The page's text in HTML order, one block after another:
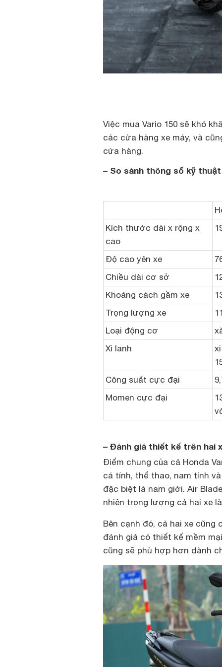
Việc mua Vario 150 sẽ khó
các cửa hàng xe máy, và
cửa hàng.
– So sánh thông số kỹ
Kích thước dài x rộng x
cao
Độ cao yên xe
Chiều dài cơ sở
Khoảng cách gầm xe
Trọng lượng xe
Loại động cơ
Xi lanh
Công suất cực đại
Momen cực đại
– Đánh giá thiết kế trên hai
Điểm chung của cả Honda
cá tính, thể thao, nam tính
đặc biệt là nam giới. Air
nhiên trọng lượng cả hai xe
Bên cạnh đó, cả hai xe
đánh giá có thiết kế mềm
cũng sẽ phù hợp hơn dành